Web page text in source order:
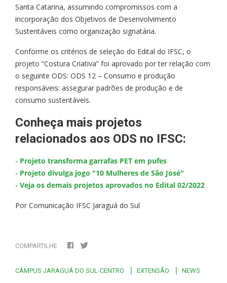
Santa Catarina, assumindo compromissos com a
incorporação dos Objetivos de Desenvolvimento
Sustentáveis como organização signatária.
Conforme os critérios de seleção do Edital do IFSC, o
projeto “Costura Criativa” foi aprovado por ter relação com
o seguinte ODS: ODS 12 – Consumo e produção
responsáveis: assegurar padrões de produção e de
consumo sustentáveis.
Conheça mais projetos
relacionados aos ODS no IFSC:
- Projeto transforma garrafas PET em pufes
- Projeto divulga jogo "10 Mulheres de São José"
- Veja os demais projetos aprovados no Edital 02/2022
Por Comunicação IFSC Jaraguá do Sul
COMPARTILHE
CÂMPUS JARAGUÁ DO SUL-CENTRO EXTENSÃO NEWS